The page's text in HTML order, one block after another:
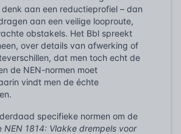
aan een reductieprofiel – dan
aan een veilige looproute,
obstakels. Het Bbl spreekt
over details van afwerking of
dat men toch echt de
de NEN-normen moet
vindt men de échte
specifieke normen om de
NEN 1814: Vlakke drempels voor